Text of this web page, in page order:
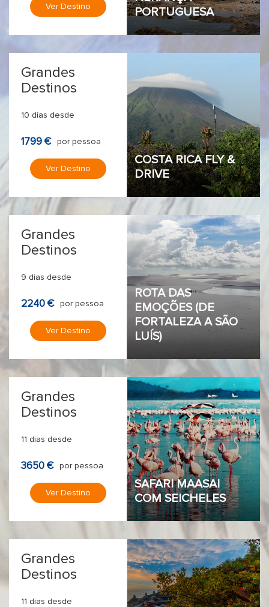
PORTUGUESA
Ver Destino
COSTA RICA FLY &
DRIVE
Grandes
Destinos
10 dias desde
1799 € por pessoa
Ver Destino
ROTA DAS
EMOÇÕES (DE
FORTALEZA A SÃO
LUÍS)
Grandes
Destinos
9 dias desde
2240 € por pessoa
Ver Destino
SAFARI MAASAI
COM SEICHELES
Grandes
Destinos
11 dias desde
3650 € por pessoa
Ver Destino
Grandes
Destinos
11 dias desde